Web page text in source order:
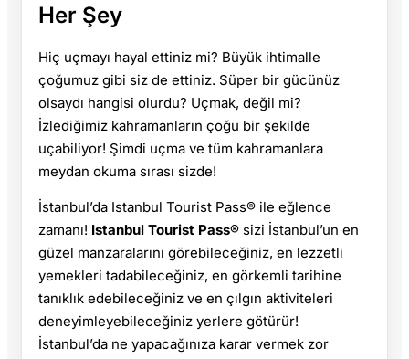
Her Şey
Hiç uçmayı hayal ettiniz mi? Büyük ihtimalle
çoğumuz gibi siz de ettiniz. Süper bir gücünüz
olsaydı hangisi olurdu? Uçmak, değil mi?
İzlediğimiz kahramanların çoğu bir şekilde
uçabiliyor! Şimdi uçma ve tüm kahramanlara
meydan okuma sırası sizde!
İstanbul’da Istanbul Tourist Pass® ile eğlence
zamanı! Istanbul Tourist Pass® sizi İstanbul’un en
güzel manzaralarını görebileceğiniz, en lezzetli
yemekleri tadabileceğiniz, en görkemli tarihine
tanıklık edebileceğiniz ve en çılgın aktiviteleri
deneyimleyebileceğiniz yerlere götürür!
İstanbul’da ne yapacağınıza karar vermek zor